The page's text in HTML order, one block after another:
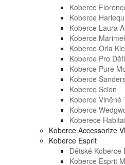
Koberce
Koberce
Koberce Laura
Koberce
Koberce Orla
Koberce Pro
Koberce Pure
Koberce
Koberce Scion
Koberce Vlněné
Koberce
Koberece
Koberce Accessorize
Koberce Esprit
Dětské Koberce
Koberce Esprit